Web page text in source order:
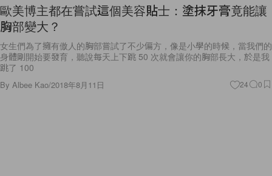
歐美博主都在嘗試這個美容貼士：塗抹牙膏竟能讓
胸部變大？
女生們為了擁有傲人的胸部嘗試了不少偏方，像是小學的時候，當我們的
身體剛開始要發育，聽說每天上下跳 50 次就會讓你的胸部長大，於是我
跳了 100
By Albee Kao/2018年8月11日 24 0